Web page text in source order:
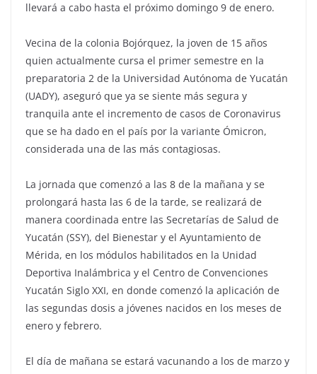
llevará a cabo hasta el próximo domingo 9 de enero.
Vecina de la colonia Bojórquez, la joven de 15 años
quien actualmente cursa el primer semestre en la
preparatoria 2 de la Universidad Autónoma de Yucatán
(UADY), aseguró que ya se siente más segura y
tranquila ante el incremento de casos de Coronavirus
que se ha dado en el país por la variante Ómicron,
considerada una de las más contagiosas.
La jornada que comenzó a las 8 de la mañana y se
prolongará hasta las 6 de la tarde, se realizará de
manera coordinada entre las Secretarías de Salud de
Yucatán (SSY), del Bienestar y el Ayuntamiento de
Mérida, en los módulos habilitados en la Unidad
Deportiva Inalámbrica y el Centro de Convenciones
Yucatán Siglo XXI, en donde comenzó la aplicación de
las segundas dosis a jóvenes nacidos en los meses de
enero y febrero.
El día de mañana se estará vacunando a los de marzo y